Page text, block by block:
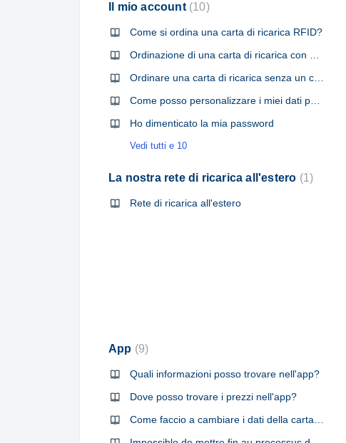
Il mio account 10
Come si ordina una carta di ricarica RFID?
Ho dimenticato la mia password
Vedi tutti e 10
La nostra rete di ricarica all'estero 1
Rete di ricarica all'estero
App 9
Quali informazioni posso trovare nell'app?
Dove posso trovare i prezzi nell'app?